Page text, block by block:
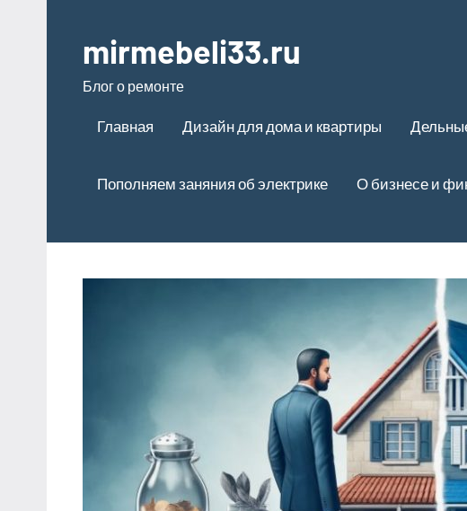
содержимому
mirmebeli33.ru
Блог о ремонте
Главная Дизайн для дома и квартиры
Пополняем заняния об электрике О бизнесе и